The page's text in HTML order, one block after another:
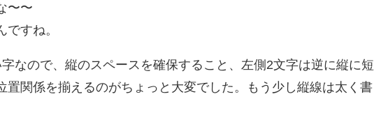
〜〜
すね。
なので、縦のスペースを確保すること、左側2文字は逆に縦に短
置関係を揃えるのがちょっと大変でした。もう少し縦線は太く書